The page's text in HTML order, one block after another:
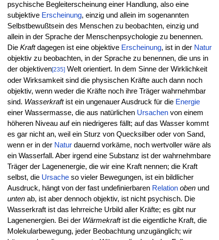
psychische Begleiterscheinung einer Handlung, also eine
subjektive Erscheinung, einzig und allein im sogenannten
Selbstbewußtsein des Menschen zu beobachten, einzig und
allein in der Sprache der Menschenpsychologie zu benennen.
Die Kraftdagegen ist eine objektive Erscheinung, ist in der Natur
objektiv zu beobachten, in der Sprache zu benennen, die uns in
der objektiven[235]Welt orientiert. In dem Sinne der Wirklichkeit
oder Wirksamkeit sind die physischen Kräfte auch dann noch
objektiv, wenn weder die Kräfte noch ihre Träger wahrnehmbar
sind. Wasserkraftist ein ungenauer Ausdruck für die Energie
einer Wassermasse, die aus natürlichen Ursachenvon einem
höheren Niveau auf ein niedrigeres fällt; auf das Wasser kommt
es gar nicht an, weil ein Sturz von Quecksilber oder von Sand,
wenn er in der Naturdauernd vorkäme, noch wertvoller wäre als
ein Wasserfall. Aber irgend eine Substanz ist der wahrnehmbare
Träger der Lagenenergie, die wir eine Kraft nennen; die Kraft
selbst, die Ursacheso vieler Bewegungen, ist ein bildlicher
Ausdruck, hängt von der fast undefinierbaren Relation obenund
untenab, ist aber dennoch objektiv, ist nicht psychisch. Die
Wasserkraft ist das lehrreiche Urbild aller Kräfte; es gibt nur
Lagenenergien. Bei der Wärmekraftist die eigentliche Kraft, die
Molekularbewegung, jeder Beobachtung unzugänglich; wir